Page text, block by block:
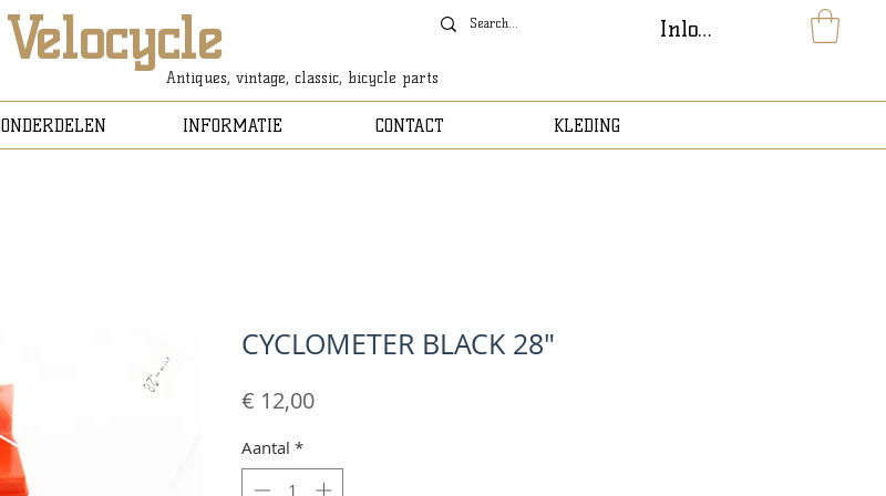
Velocycle
Antiques, vintage, classic, bicycle parts
Inloggen
ONDERDELEN INFORMATIE CONTACT KLEDING
CYCLOMETER BLACK 28"
€ 12,00Prijs
Aantal *